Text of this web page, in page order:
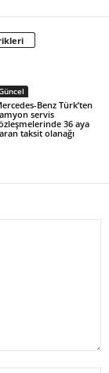
Benz Türk’ten
servis
36 aya
taksit olanağı